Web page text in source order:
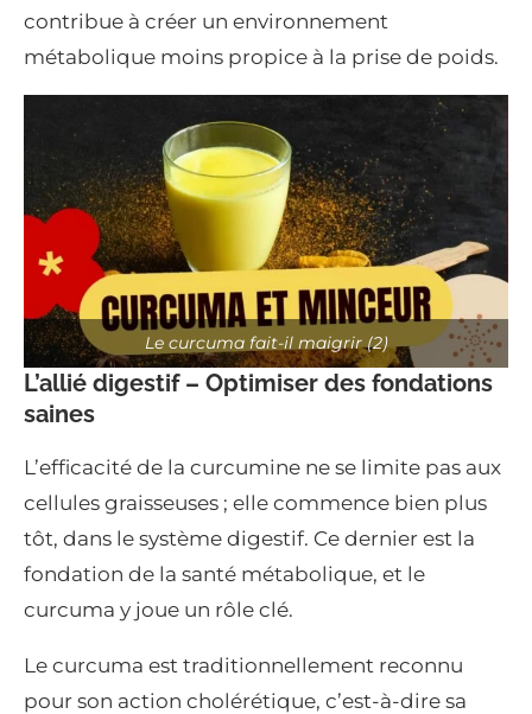
contribue à créer un environnement
métabolique moins propice à la prise de poids.
Le curcuma fait-il maigrir (2)
L’allié digestif – Optimiser des fondations
saines
L’efficacité de la curcumine ne se limite pas aux
cellules graisseuses ; elle commence bien plus
tôt, dans le système digestif. Ce dernier est la
fondation de la santé métabolique, et le
curcuma y joue un rôle clé.
Le curcuma est traditionnellement reconnu
pour son action cholérétique, c’est-à-dire sa